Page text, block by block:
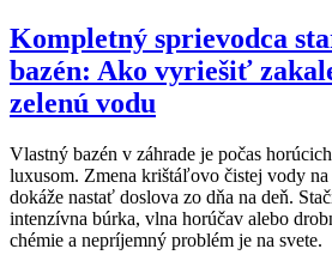
Kompletný sprievodca
bazén: Ako vyriešiť
zelenú vodu
Vlastný bazén v záhrade je počas
luxusom. Zmena krištáľovo čistej vody
dokáže nastať doslova zo dňa na deň.
intenzívna búrka, vlna horúčav alebo
chémie a nepríjemný problém je na svete.